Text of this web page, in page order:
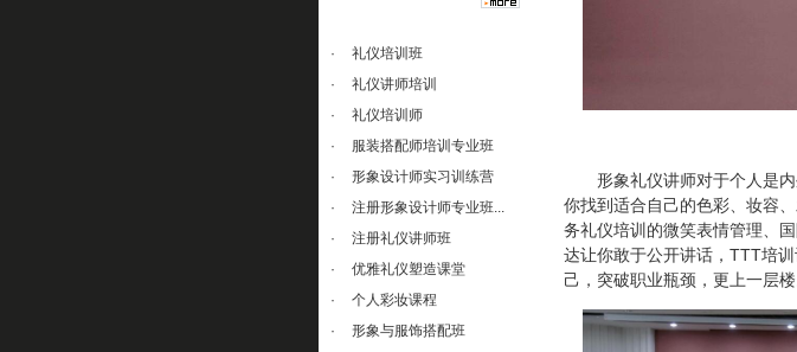
·
礼仪培训班
·
礼仪讲师培训
·
礼仪培训师
·
服装搭配师培训专业班
·
形象设计师实习训练营
·
注册形象设计师专业班...
·
注册礼仪讲师班
·
优雅礼仪塑造课堂
·
个人彩妆课程
·
形象与服饰搭配班
形象礼仪讲师对于个人是内
你找到适合自己的色彩、妆容、
务礼仪培训的微笑表情管理、
达让你敢于公开讲话，TTT培
己，突破职业瓶颈，更上一层楼